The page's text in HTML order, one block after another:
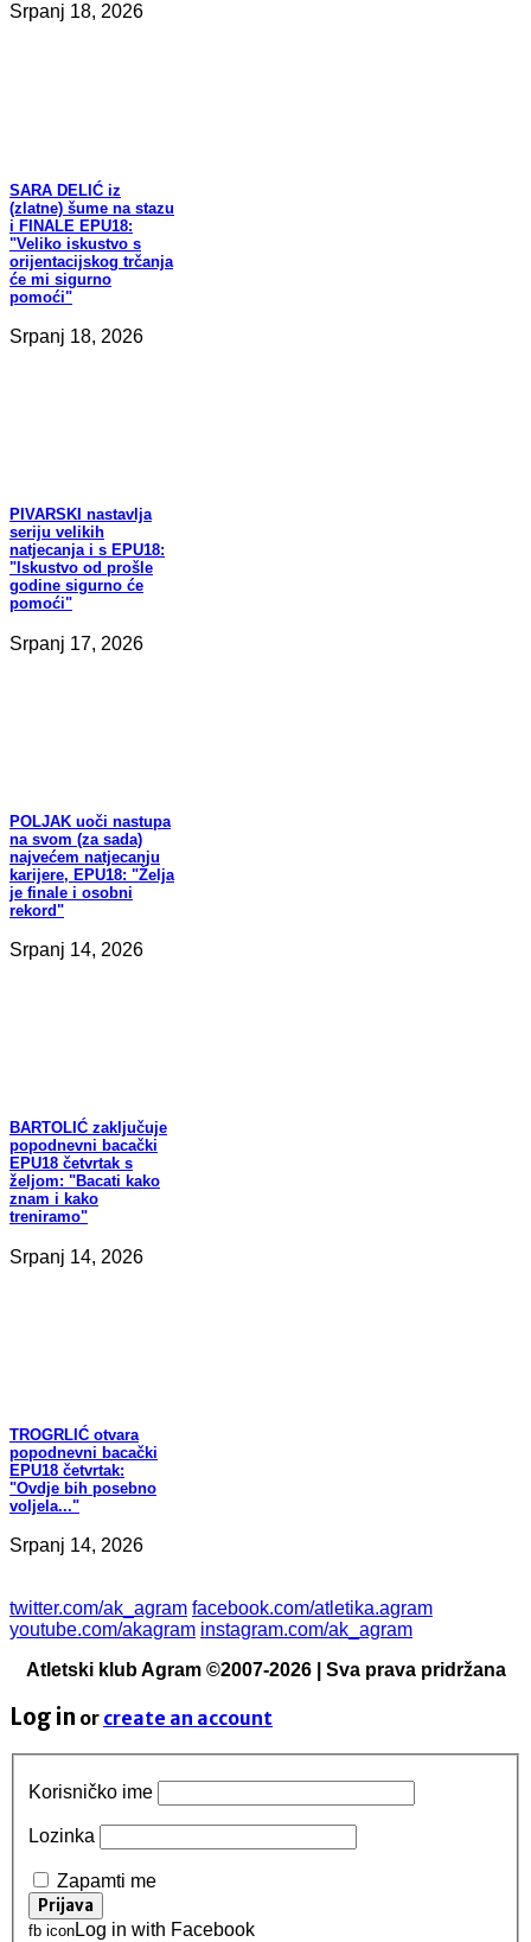
Srpanj 18, 2026
SARA DELIĆ iz
(zlatne) šume na stazu
i FINALE EPU18:
"Veliko iskustvo s
orijentacijskog trčanja
će mi sigurno
pomoći"
Srpanj 18, 2026
PIVARSKI nastavlja
seriju velikih
natjecanja i s EPU18:
"Iskustvo od prošle
godine sigurno će
pomoći"
Srpanj 17, 2026
POLJAK uoči nastupa
na svom (za sada)
najvećem natjecanju
karijere, EPU18: "Želja
je finale i osobni
rekord"
Srpanj 14, 2026
BARTOLIĆ zaključuje
popodnevni bacački
EPU18 četvrtak s
željom: "Bacati kako
znam i kako
treniramo"
Srpanj 14, 2026
TROGRLIĆ otvara
popodnevni bacački
EPU18 četvrtak:
"Ovdje bih posebno
voljela..."
Srpanj 14, 2026
twitter.com/ak_agram facebook.com/atletika.agram
youtube.com/akagram instagram.com/ak_agram
Atletski klub Agram ©2007-2026 | Sva prava pridržana
Log in or create an account
Korisničko ime
Lozinka
Zapamti me
fb icon Log in with Facebook